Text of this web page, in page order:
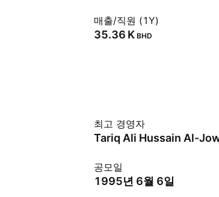
매출/직원 (1Y)
‪35.36 K‬ BHD
최고 경영자
Tariq Ali Hussain Al-
공모일
1995년 6월 6일